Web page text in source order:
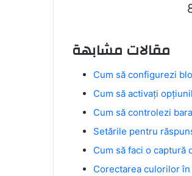
مقالات مشابهة
Cum să configurezi
Cum să activați
Cum să controlezi
Setările pentru
Cum să faci o captură
Corectarea culorilor în